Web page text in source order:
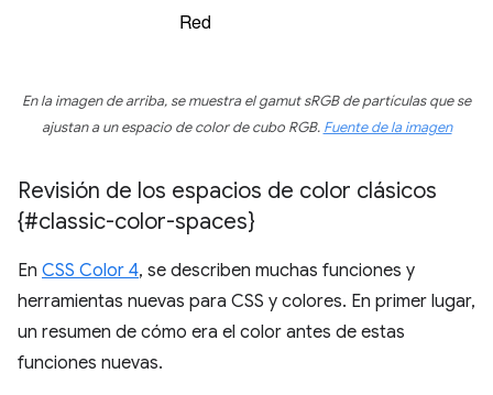
En la imagen de arriba, se muestra el gamut sRGB de partículas que se
ajustan a un espacio de color de cubo RGB. Fuente de la imagen
Revisión de los espacios de color clásicos
{#classic-color-spaces}
En CSS Color 4, se describen muchas funciones y
herramientas nuevas para CSS y colores. En primer lugar,
un resumen de cómo era el color antes de estas
funciones nuevas.